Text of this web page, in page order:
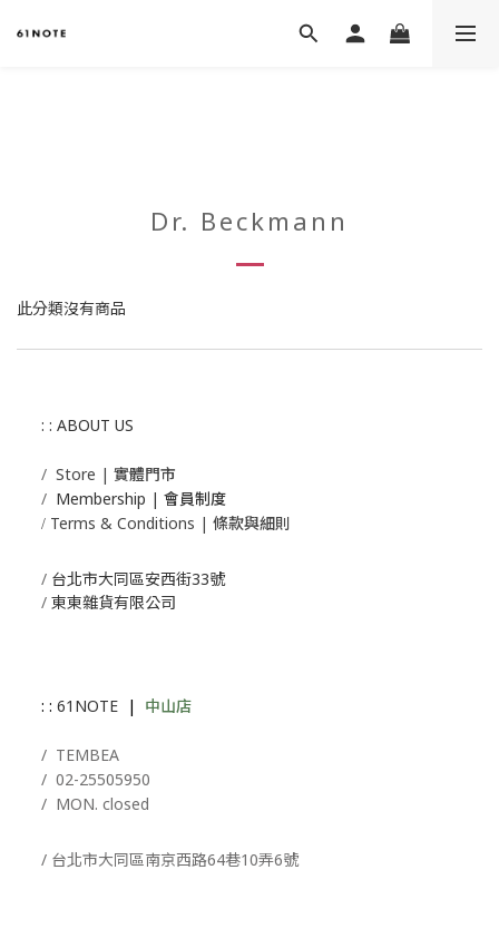
Dr. Beckmann
此分類沒有商品
: : ABOUT US
/ Store | 實體門市
/ Membership | 會員制度
/ Terms & Conditions | 條款與細則
/ 台北市大同區安西街33號
/ 東東雜貨有限公司
: : 61NOTE | 中山店
/ TEMBEA
/ 02-25505950
/ MON. closed
/ 台北市大同區南京西路64巷10弄6號